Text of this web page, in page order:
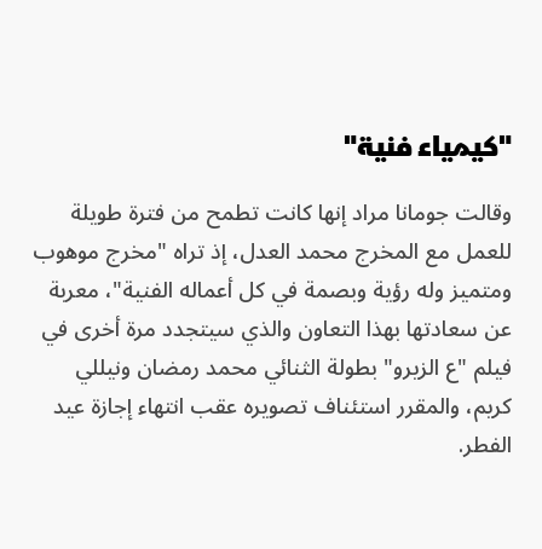
"كيمياء فنية"
وقالت جومانا مراد إنها كانت تطمح من فترة طويلة
للعمل مع المخرج محمد العدل، إذ تراه "مخرج موهوب
ومتميز وله رؤية وبصمة في كل أعماله الفنية"، معربة
عن سعادتها بهذا التعاون والذي سيتجدد مرة أخرى في
فيلم "ع الزيرو" بطولة الثنائي محمد رمضان ونيللي
كريم، والمقرر استئناف تصويره عقب انتهاء إجازة عيد
الفطر.